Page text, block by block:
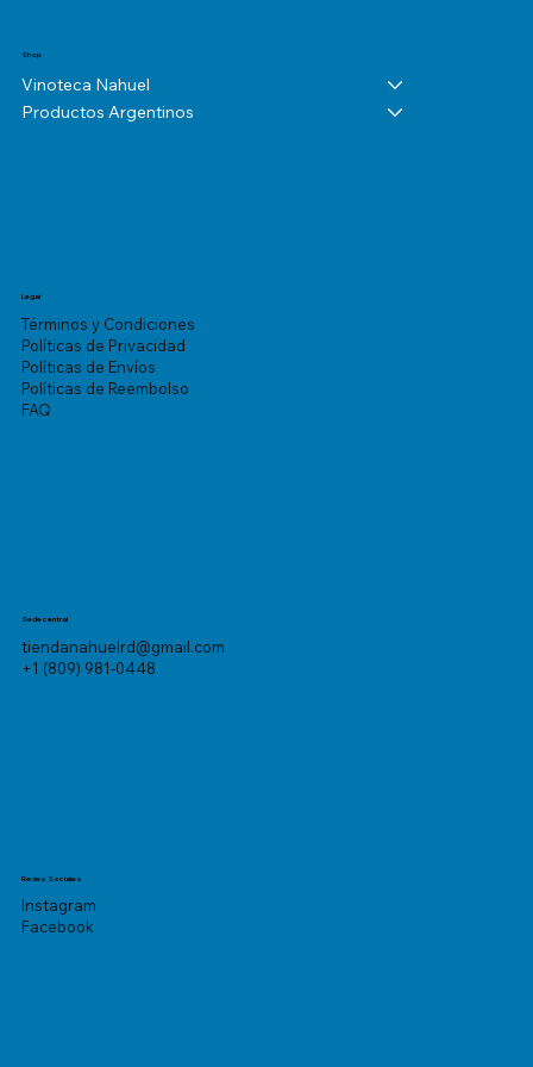
Shop
Vinoteca Nahuel
Productos Argentinos
Legal
Términos y Condiciones
Políticas de Privacidad
Políticas de Envíos
Políticas de Reembolso
FAQ
Sede central
tiendanahuelrd@gmail.com
+1 (809) 981-0448
Redes Sociales
Instagram
Facebook